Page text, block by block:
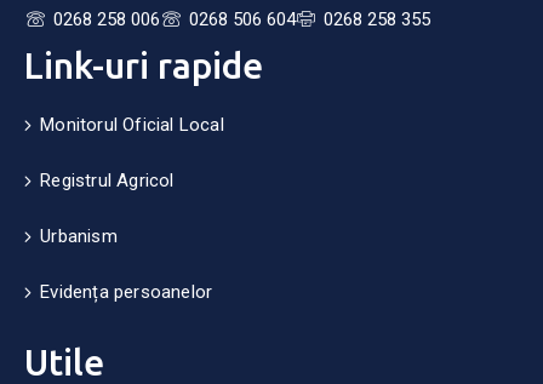
0268 258 006
0268 506 604 0268 258 355
Link-uri rapide
Monitorul Oficial Local
Registrul Agricol
Urbanism
Evidența persoanelor
Utile